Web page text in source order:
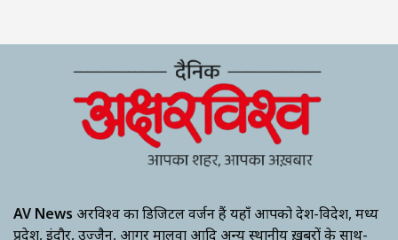
AV News अक्षरविश्व का डिजिटल वर्जन हैं यहाँ आपको देश-विदेश, मध्य
प्रदेश, इंदौर, उज्जैन, आगर मालवा आदि अन्य स्थानीय ख़बरों के साथ-